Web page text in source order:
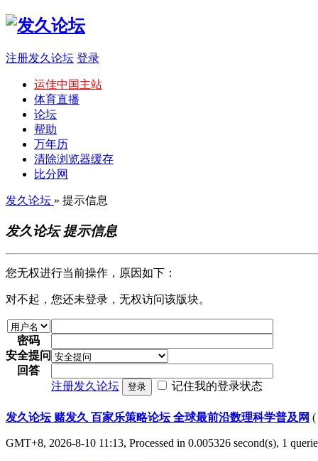
注册发久论坛 登录
运佳中国主站
体育直播
论坛
帮助
万年历
清除浏览器缓存
比分网
发久论坛 » 提示信息
发久论坛 提示信息
您无权进行当前操作，原因如下：
对不起，您还未登录，无权访问该版块。
密码
安全提问
回答
注册发久论坛
登录 记住我的登录状态
发久论坛 赌发久 百家乐策略论坛 全球最前沿数理科学普及网 (
GMT+8, 2026-8-10 11:13, Processed in 0.005326 second(s), 1